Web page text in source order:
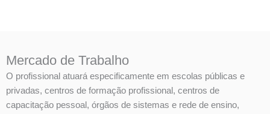
Mercado de Trabalho
O profissional atuará especificamente em escolas públicas e
privadas, centros de formação profissional, centros de
capacitação pessoal, órgãos de sistemas e rede de ensino,